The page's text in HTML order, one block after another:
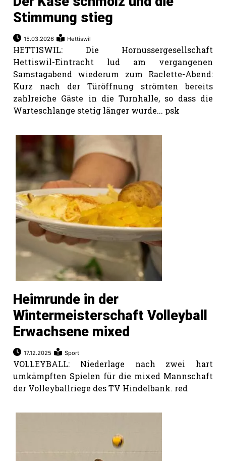
Stimmung stieg
15.03.2026 Hettiswil
HETTISWIL: Die Hornussergesellschaft
Hettiswil-Eintracht lud am vergangenen
Samstagabend wiederum zum Raclette-Abend:
Kurz nach der Türöffnung strömten bereits
zahlreiche Gäste in die Turnhalle, so dass die
Warteschlange stetig länger wurde... psk
Heimrunde in der
Wintermeisterschaft Volleyball
Erwachsene mixed
17.12.2025 Sport
VOLLEYBALL: Niederlage nach zwei hart
umkämpften Spielen für die mixed Mannschaft
der Volleyballriege des TV Hindelbank. red